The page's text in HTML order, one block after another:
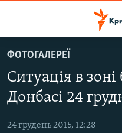
до
основного
матеріалу
Перейти
до
ВОДА.КРИМ
ВІДЕО ТА ФОТО
ПОЛІТИКА
ФОТОГАЛЕРЕЇ
Ситуація в
Донбасі 24
24 грудень 2015, 12:28